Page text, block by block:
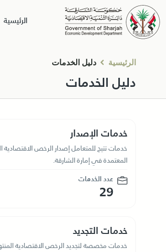
الرئيسية
الرئيسية دليل الخدمات
دليل الخدمات
خدمات الإصدار
خدمات تتيح للمتعامل إصدار الرخص الاقتصادية
المعتمدة في إمارة الشارقة.
عدد الخدمات
29
خدمات التجديد
خدمات مخصصة لتجديد الرخص الاقتصادية